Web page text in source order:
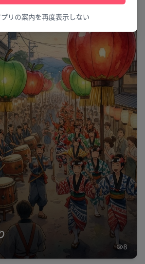
プリの案内を再度表示しない
8